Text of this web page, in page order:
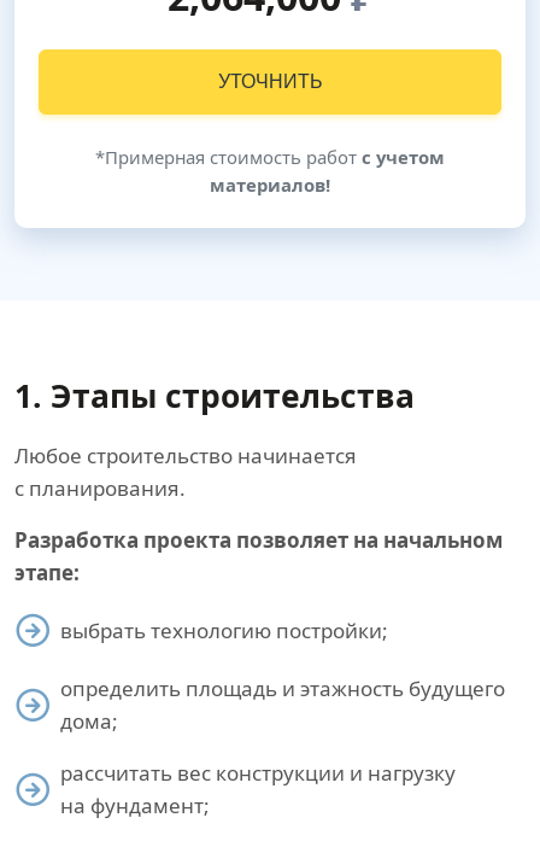
УТОЧНИТЬ
*Примерная стоимость работ с учетом
материалов!
1. Этапы строительства
Любое строительство начинается
с планирования.
Разработка проекта позволяет на начальном
этапе:
выбрать технологию постройки;
определить площадь и этажность будущего
дома;
рассчитать вес конструкции и нагрузку
на фундамент;